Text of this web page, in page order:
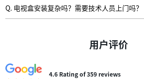
Q. 电视盒安装复杂吗？需要技术人员上门吗？
A. 不需要！安装非常简单，只需三步：接通电源、
用户评价
4.6 Rating of 359 reviews